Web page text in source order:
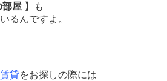
部屋】も
るんですよ。
貸をお探しの際には